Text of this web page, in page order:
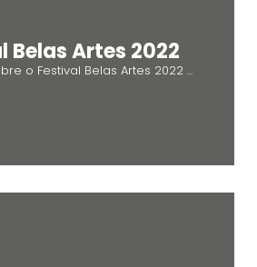
Belas Artes 2022
o Festival Belas Artes 2022 ...